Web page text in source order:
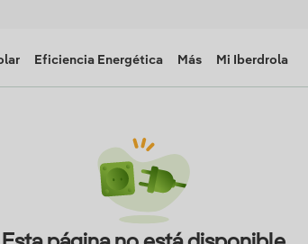
Eficiencia Energética Más Mi Iberdrola